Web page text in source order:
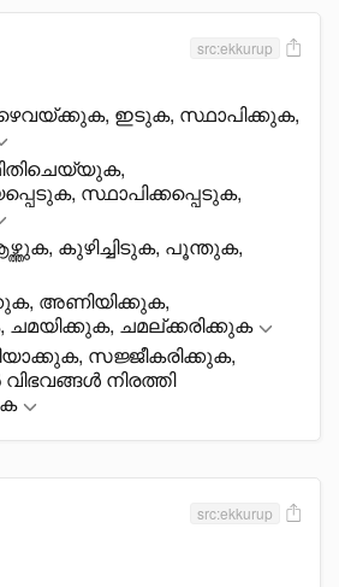
src:ekkurup
ഇടുക, സ്ഥാപിക്കുക,
സ്ഥാപിക്കപ്പെടുക,
കുഴിച്ചിടുക, പൂന്തുക,
അണിയിക്കുക,
ചമയിക്കുക, ചമല്ക്കരിക്കുക
സജ്ജീകരിക്കുക,
നിരത്തി
src:ekkurup